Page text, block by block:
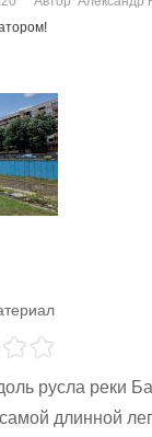
русла реки
длинной